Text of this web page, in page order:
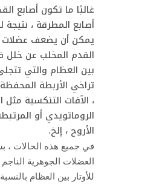
غالبًا ما تكون أصابع
أصابع المطرقة ،
يمكن أن يضعف عضلات
القدم المخلب عن خلل
بين العظام والتي
تراخي الأربطة
، الآفات التنكسية
الروماتويدي أو
الأروح ، إلخ.
في جميع هذه الحالات ،
العضلات الجوهرية
للأوتار بين العظام